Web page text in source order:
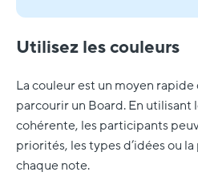
Utilisez les couleurs
La couleur est un moyen rapide
parcourir un Board. En utilisant
cohérente, les participants
priorités, les types d’idées ou
chaque note.